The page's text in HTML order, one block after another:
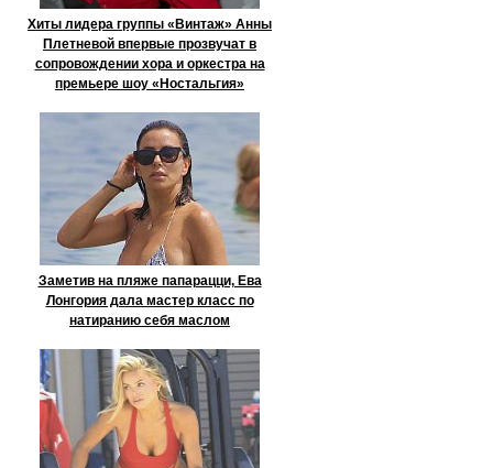
Хиты лидера группы «Винтаж» Анны
Плетневой впервые прозвучат в
сопровождении хора и оркестра на
премьере шоу «Ностальгия»
Заметив на пляже папарацци, Ева
Лонгория дала мастер класс по
натиранию себя маслом